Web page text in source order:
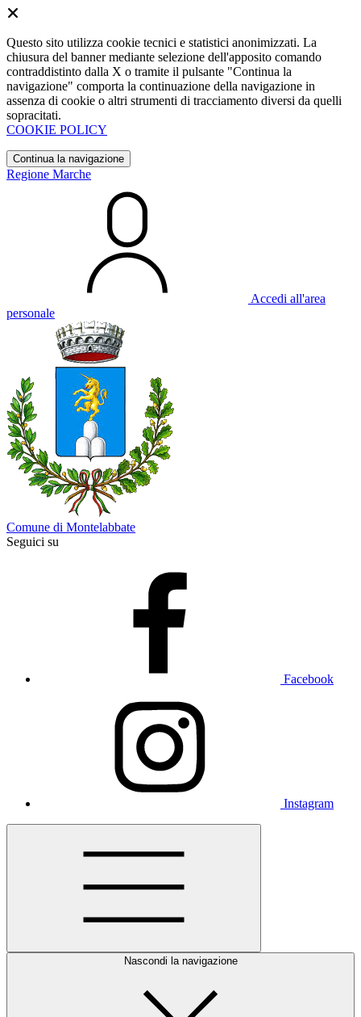
Questo sito utilizza cookie tecnici e statistici anonimizzati. La
chiusura del banner mediante selezione dell'apposito comando
contraddistinto dalla X o tramite il pulsante "Continua la
navigazione" comporta la continuazione della navigazione in
assenza di cookie o altri strumenti di tracciamento diversi da quelli
sopracitati.
COOKIE POLICY
Continua la navigazione
Regione Marche
Accedi all'area
personale
Comune di Montelabbate
Seguici su
Facebook
Instagram
Nascondi la navigazione